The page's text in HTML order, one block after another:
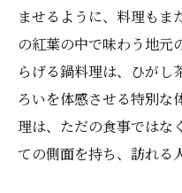
ませるように、料理もま
の紅葉の中で味わう地元
らげる鍋料理は、ひがし
ろいを体感させる特別な
理は、ただの食事ではな
ての側面を持ち、訪れる